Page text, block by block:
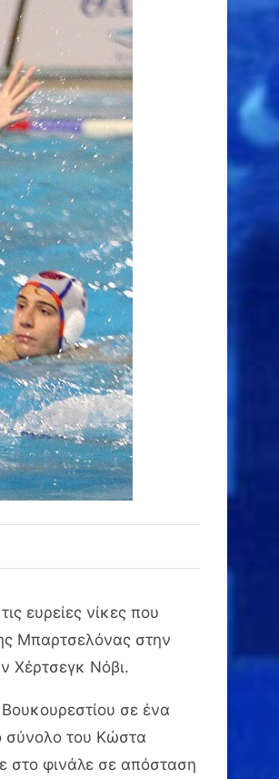
ευρείες νίκες που
Μπαρτσελόνας στην
Χέρτσεγκ Νόβι.
σε ένα
σύνολο του Κώστα
στο φινάλε σε απόσταση